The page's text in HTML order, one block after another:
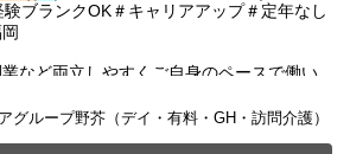
ブランクOK＃キャリアアップ＃定年なし
など両立しやすくご自身のペースで働い
厚い看護介護体制を構築した全63床の共
グループ野芥（デイ・有料・GH・訪問介護）